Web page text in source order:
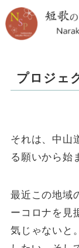
プロジェ
それは、中山
る願いから始
最近この地域
ーコロナを見
気じゃないと